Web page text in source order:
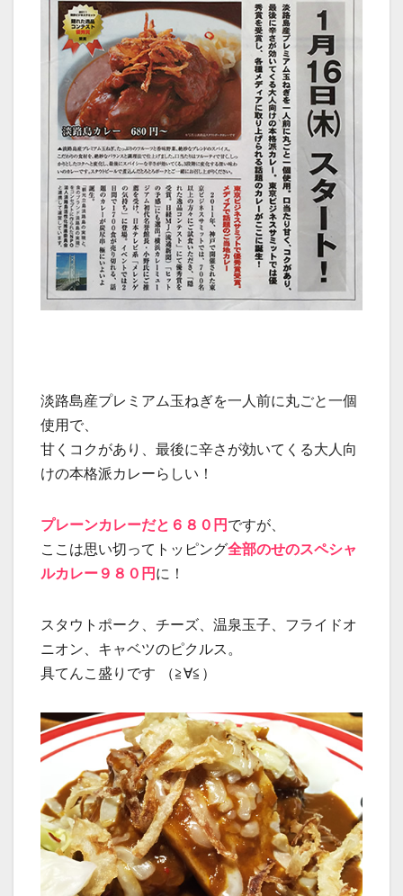
淡路島産プレミアム玉ねぎを一人前に丸ごと一個
使用で、
甘くコクがあり、最後に辛さが効いてくる大人向
けの本格派カレーらしい！
プレーンカレーだと６８０円 ですが、
ここは思い切ってトッピング全部のせのスペシャ
ルカレー９８０円 に！
スタウトポーク、チーズ、温泉玉子、フライドオ
ニオン、キャベツのピクルス。
具てんこ盛りです （≧∀≦）